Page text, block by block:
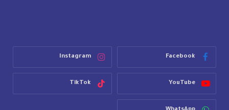
Facebook
Instagram
YouTube
TikTok